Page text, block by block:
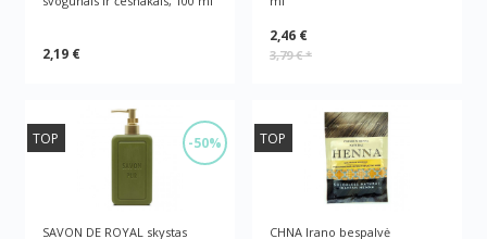
2,19 €
2,46 €
3,79 €*
-50%
TOP
SAVON DE ROYAL skystas
TOP
CHNA Irano bespalvė